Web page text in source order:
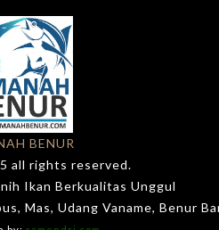
BENUR
all rights reserved.
Ikan Berkualitas Unggul
Mas, Udang Vaname, Benur